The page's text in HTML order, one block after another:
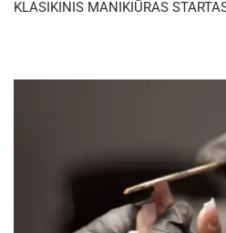
KLASIKINIS MANIKIŪRAS